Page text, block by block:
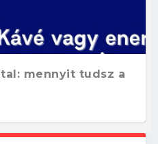
mennyit tudsz a